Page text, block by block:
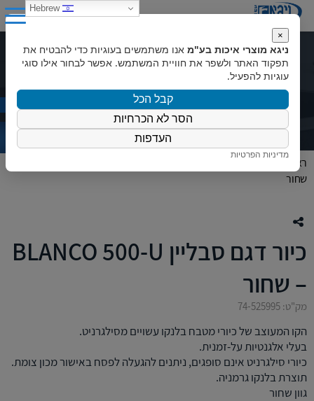
כיור דגם סבליין BLANCO 500-U –
שחור
ראשי
שחור
כיור דגם סבליין BLANCO 500-U
– שחור
מק"ט: 74-525995
הקו המעוצב של כיורי מטבח בלנקו עשויים מסילגרניט.
בעלי אלגנטיות על-זמנית.
כיורי סילגרניט אינם סופגים, ניתנים להגעלה לפסח באישור מכון צומת.
תוצרת בלנקו גרמניה.
גוון שחור
×
ניגא מוצרי איכות בע"מ אנו משתמשים בעוגיות כדי להבטיח את
תפקוד האתר ולשפר את חוויית המשתמש. אפשר לבחור אילו סוגי
עוגיות להפעיל.
קבל הכל
הסר לא הכרחיות
העדפות
מדיניות הפרטיות
Hebrew